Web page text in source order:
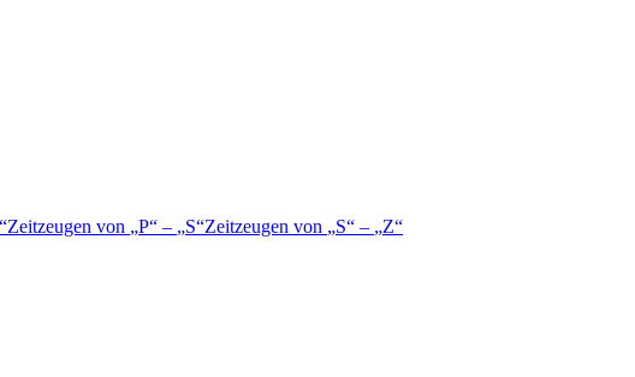
Zeitzeugen von P – S Zeitzeugen von S – Z